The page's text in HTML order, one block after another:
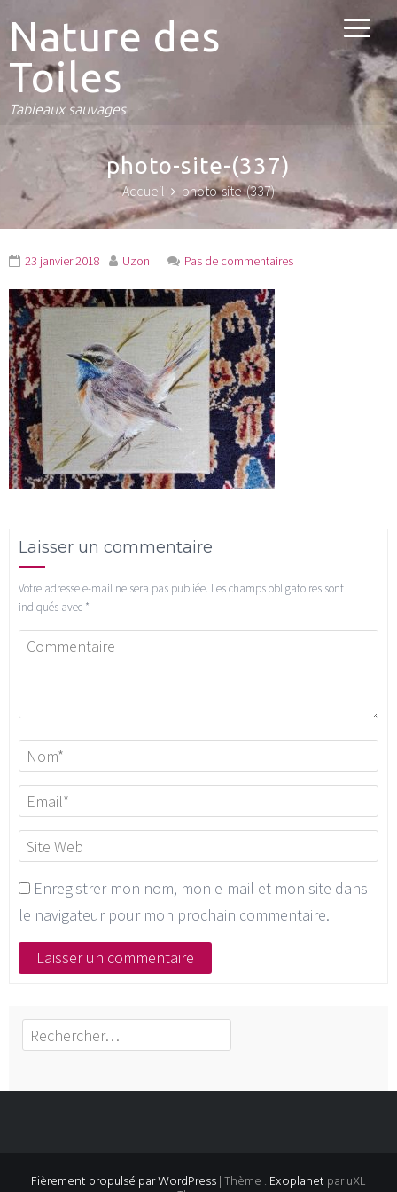
Nature des
Toiles
Tableaux sauvages
photo-site-(337)
Accueil photo-site-(337)
23 janvier 2018 Uzon Pas de commentaires
Laisser un commentaire
Votre adresse e-mail ne sera pas publiée. Les champs obligatoires sont
indiqués avec *
Enregistrer mon nom, mon e-mail et mon site dans
le navigateur pour mon prochain commentaire.
Rechercher :
Fièrement propulsé par WordPress|Thème : Exoplanet par uXL